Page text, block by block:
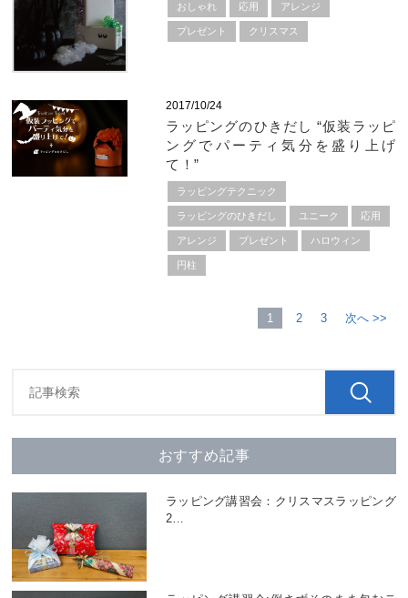
おしゃれ 応用 アレンジ
プレゼント クリスマス
2017/10/24
ラッピングのひきだし “仮装ラッピ
ングでパーティ気分を盛り上げ
て！”
ラッピングテクニック
ラッピングのひきだし ユニーク 応用
アレンジ プレゼント ハロウィン
円柱
1 2 3 次へ >>
おすすめ記事
ラッピング講習会：クリスマスラッピング
2…